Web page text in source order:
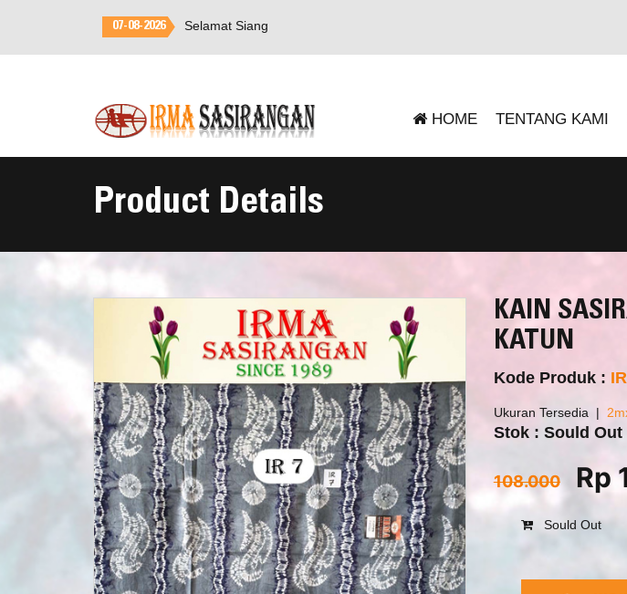
07-08-2026 Selamat Datang di
HOME TENTANG KAMI
Product Details
KAIN
KATUN
Kode Produk :
Ukuran Tersedia
Stok : Sould Out
108.000 Rp
Sould Out